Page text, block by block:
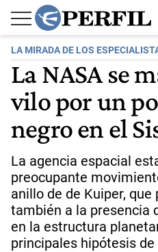
LA MIRADA DE LOS
La NASA se
vilo por un
negro en el
La agencia espacial
preocupante
anillo de de Kuiper, que
también a la presencia
en la estructura
principales hipótesis